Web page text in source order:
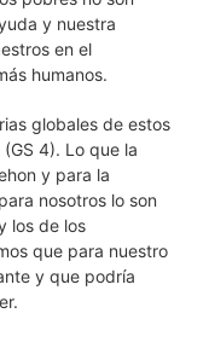
y nuestra
en el
humanos.
globales de estos
4). Lo que la
y para la
nosotros lo son
los de los
que para nuestro
y que podría